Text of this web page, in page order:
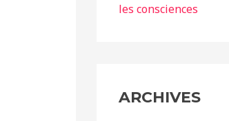
les consciences
ARCHIVES